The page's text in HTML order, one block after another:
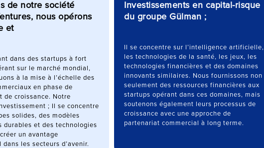
de notre société
nous opérons
et
dans des startups à fort
sur le marché mondial,
à la mise à l’échelle des
en phase de
de croissance. Notre
; Il se concentre
solides, des modèles
durables et des technologies
un avantage
les secteurs d’avenir.
Investissements en capital-risque
du groupe Gülman ;
Il se concentre sur l’intelligence artificielle,
les technologies de la santé, les jeux, les
technologies financières et des domaines
innovants similaires. Nous fournissons non
seulement des ressources financières aux
startups opérant dans ces domaines, mais
soutenons également leurs processus de
croissance avec une approche de
partenariat commercial à long terme.